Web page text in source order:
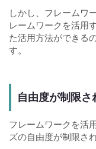
しかし、フレームワ
レームワークを活用
た活用方法ができる
す。
自由度が制限さ
フレームワークを活
ズの自由度が制限さ